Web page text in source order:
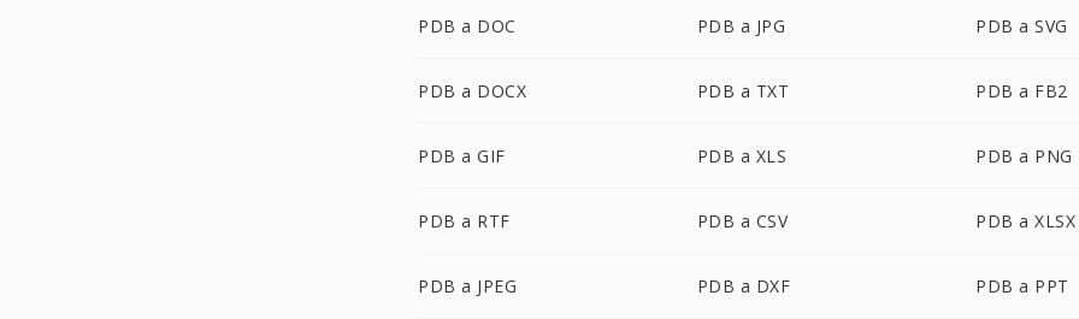
PDB a DOC PDB a JPG PDB a SVG
PDB a DOCX PDB a TXT PDB a FB2
PDB a GIF PDB a XLS PDB a PNG
PDB a RTF PDB a CSV PDB a XLSX
PDB a JPEG PDB a DXF PDB a PPT